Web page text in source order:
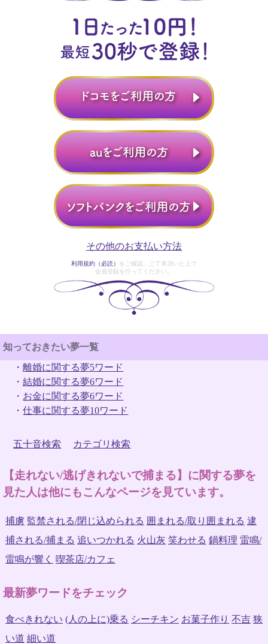
その他のお支払い方法
利用規約（必読）
をご確認、ご了承頂いた上で
会員登録を行ってください。
知っておきたい夢一覧
・離婚に関する夢5ワード
・結婚に関する夢6ワード
・ お金に関する夢6ワード
・仕事に関する夢10ワード
五十音検索 カテゴリ検索
【走れない/逃げきれないで捕まる】に関する夢を
見た人は他にもこんなページを見ています。
捕虜 監禁される/閉じ込められる 囲まれる/取り囲まれる 逮
捕される/捕まる 追いつかれる 火山灰 笑わせる 鍋料理 雷鳴/
雷鳴が響く
喫茶店/カフェ
最新夢ワードをチェック
食べきれない (人の上に)乗る シーチキン お菓子作り 不吉 狭
い道 細い道